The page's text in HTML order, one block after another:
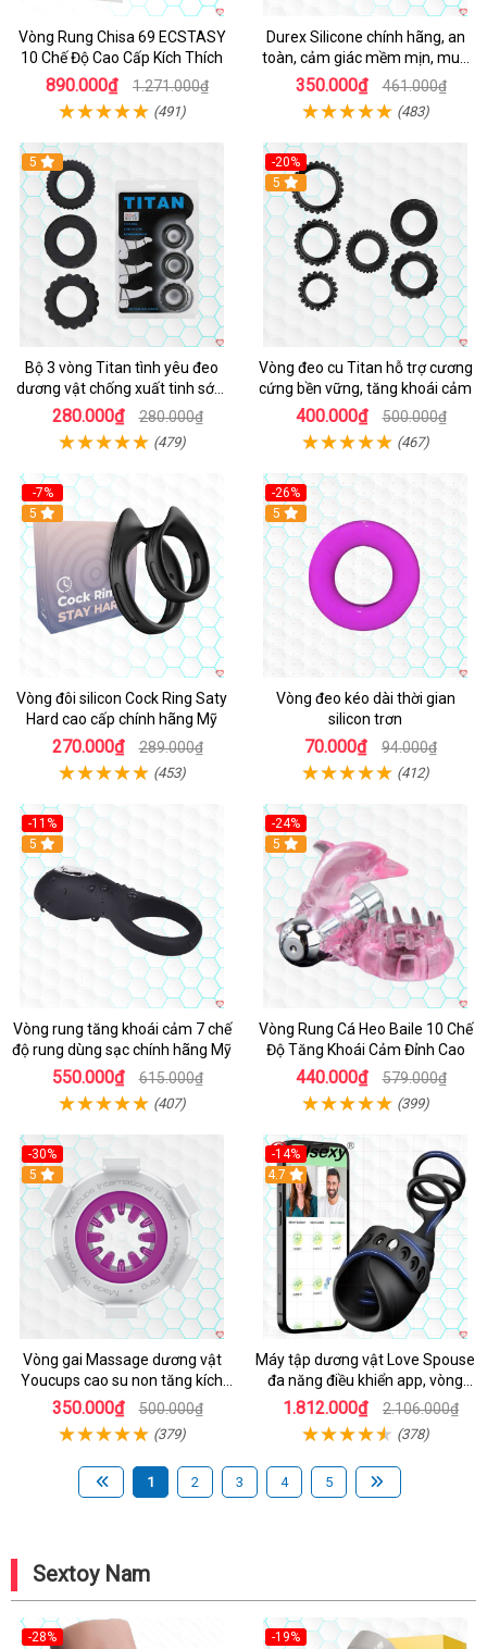
Vòng Rung Chisa 69 ECSTASY
10 Chế Độ Cao Cấp Kích Thích
890.000₫ 1.271.000₫
(491)
Durex Silicone chính hãng, an
toàn, cảm giác mềm mịn, mua
ngay
350.000₫ 461.000₫
(483)
5
Bộ 3 vòng Titan tình yêu đeo
dương vật chống xuất tinh sớm
chất liệu silicon y tế
280.000₫ 280.000₫
(479)
-20%
Hot
5
Vòng đeo cu Titan hỗ trợ cương
cứng bền vững, tăng khoái cảm
400.000₫ 500.000₫
(467)
-7%
5
Vòng đôi silicon Cock Ring Saty
Hard cao cấp chính hãng Mỹ
270.000₫ 289.000₫
(453)
-26%
5
Vòng đeo kéo dài thời gian
silicon trơn
70.000₫ 94.000₫
(412)
-11%
5
Vòng rung tăng khoái cảm 7 chế
độ rung dùng sạc chính hãng Mỹ
550.000₫ 615.000₫
(407)
-24%
5
Vòng Rung Cá Heo Baile 10 Chế
Độ Tăng Khoái Cảm Đỉnh Cao
440.000₫ 579.000₫
(399)
-30%
5
Vòng gai Massage dương vật
Youcups cao su non tăng kích
thước
350.000₫ 500.000₫
(379)
-14%
4.7
Máy tập dương vật Love Spouse
đa năng điều khiển app, vòng
đeo siêu tiện
1.812.000₫ 2.106.000₫
(378)
1 2 3 4 5
Sextoy Nam
-28%
-19%